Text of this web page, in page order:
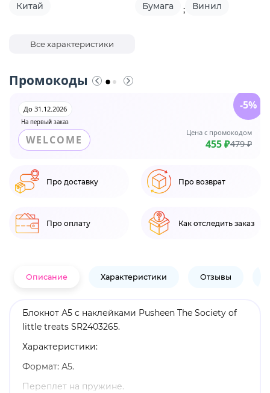
Китай Бумага ; Винил
Все характеристики
Промокоды
На первый заказ
До 31.12.2026
WELCOME
Цена с промокодом
455 ₽479 ₽
-5%
Про доставку Про возврат
Про оплату Как отследить заказ
Описание Характеристики Отзывы
Блокнот А5 с наклейками Pusheen The Society of
little treats SR2403265.
Характеристики:
Формат: А5.
Переплет на пружине.